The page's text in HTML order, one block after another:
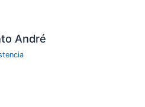
André